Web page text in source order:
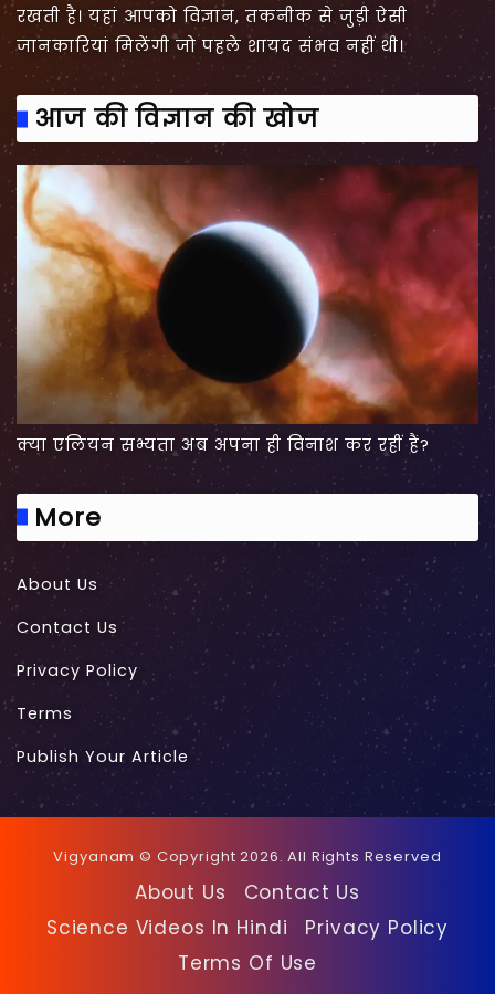
रखती है। यहां आपको विज्ञान, तकनीक से जुड़ी ऐसी
जानकारियां मिलेंगी जो पहले शायद संभव नहीं थी।
आज की विज्ञान की खोज
क्या एलियन सभ्यता अब अपना ही विनाश कर रहीं हैं?
More
About Us
Contact Us
Privacy Policy
Terms
Publish Your Article
Vigyanam © Copyright 2026. All Rights Reserved
About Us
Contact Us
Science Videos In Hindi
Privacy Policy
Terms Of Use